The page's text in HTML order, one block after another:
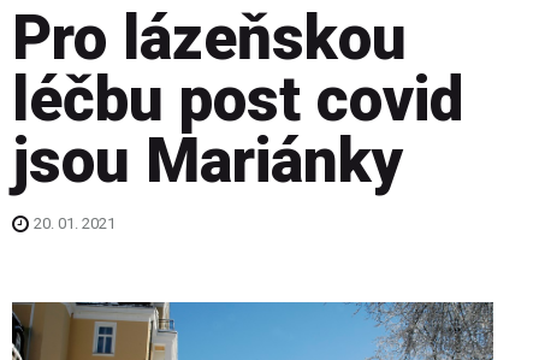
Pro lázeňskou
léčbu post covid
jsou Mariánky
20. 01. 2021